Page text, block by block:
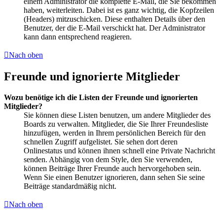
haben, weiterleiten. Dabei ist es ganz wichtig, die Kopfzeilen
(Headers) mitzuschicken. Diese enthalten Details über den
Benutzer, der die E-Mail verschickt hat. Der Administrator
kann dann entsprechend reagieren.
Nach oben
Freunde und ignorierte Mitglieder
Wozu benötige ich die Listen der Freunde und ignorierten
Mitglieder?
Sie können diese Listen benutzen, um andere Mitglieder des
Boards zu verwalten. Mitglieder, die Sie Ihrer Freundesliste
hinzufügen, werden in Ihrem persönlichen Bereich für den
schnellen Zugriff aufgelistet. Sie sehen dort deren
Onlinestatus und können ihnen schnell eine Private Nachricht
senden. Abhängig von dem Style, den Sie verwenden,
können Beiträge Ihrer Freunde auch hervorgehoben sein.
Wenn Sie einen Benutzer ignorieren, dann sehen Sie seine
Beiträge standardmäßig nicht.
Nach oben